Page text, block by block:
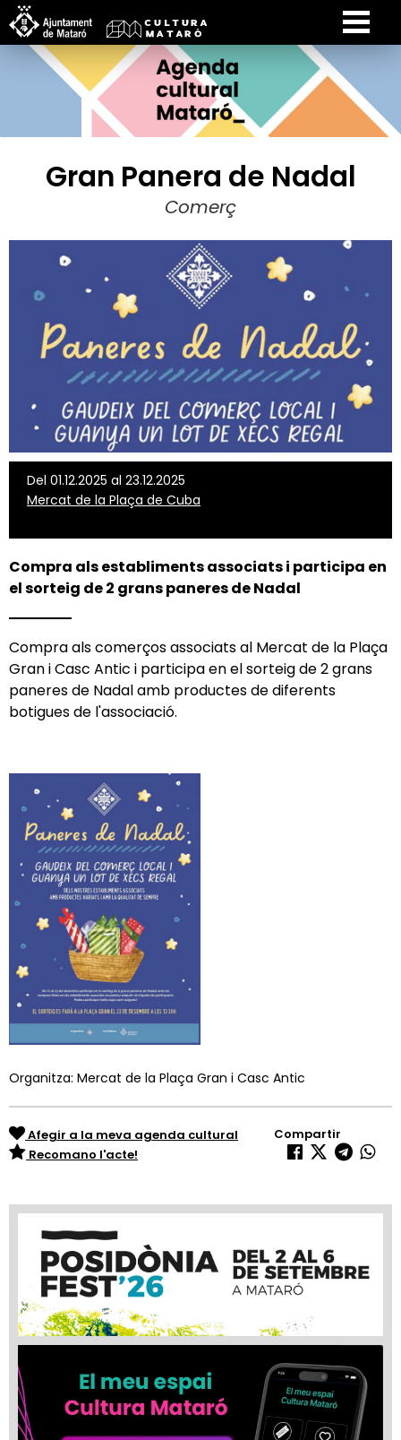
Gran Panera de Nadal
Comerç
Del 01.12.2025 al 23.12.2025
Mercat de la Plaça de Cuba
Compra als establiments associats i participa en
el sorteig de 2 grans paneres de Nadal
Compra als comerços associats al Mercat de la Plaça
Gran i Casc Antic i participa en el sorteig de 2 grans
paneres de Nadal amb productes de diferents
botigues de l'associació.
Organitza: Mercat de la Plaça Gran i Casc Antic
Afegir a la meva agenda cultural
Recomano l'acte!
Compartir